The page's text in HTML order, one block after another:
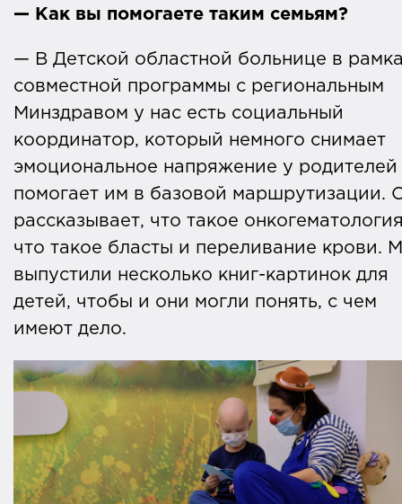
— Как вы помогаете таким семьям?
— В Детской областной больнице в
совместной программы с региональным
Минздравом у нас есть социальный
координатор, который немного снимает
эмоциональное напряжение у родителей
помогает им в базовой маршрутизации.
рассказывает, что такое
что такое бласты и переливание крови.
выпустили несколько книг-картинок для
детей, чтобы и они могли понять, с чем
имеют дело.